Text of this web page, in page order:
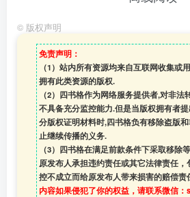
© 版权声明
免责声明：
（1）站内所有资源均来自互联网收集或
拥有此类资源的版权.
（2）四书格作为网络服务提供者,对非法
不具备充分监控能力.但是当版权拥有者
分版权证明材料时,四书格负有移除盗版
止继续传播的义务.
（3）四书格在满足前款条件下采取移除
原发布人承担违约责任或其它法律责任
控不成立而给原发布人带来损害的赔偿责
内容如果侵犯了你的权益，请联系微信：